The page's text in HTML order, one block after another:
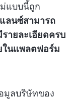
แบบนี้ถูก
ลนซ์สามารถ
ายละเอียดครบ
ในแพลตฟอร์ม
มูลบริษัทของ